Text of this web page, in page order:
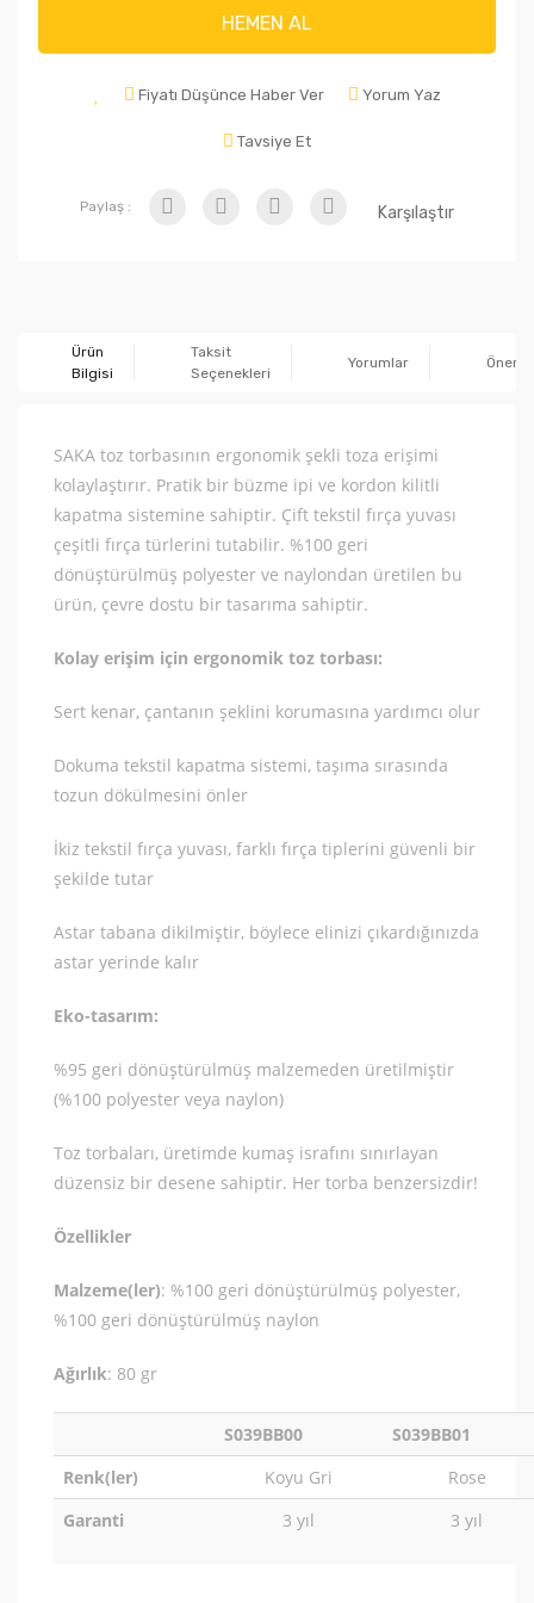
HEMEN AL
Fiyatı Düşünce Haber Ver Yorum Yaz
Tavsiye Et
Paylaş : Karşılaştır
Ürün
Bilgisi
Taksit
Seçenekleri
Yorumlar
SAKA toz torbasının ergonomik şekli toza erişimi
kolaylaştırır. Pratik bir büzme ipi ve kordon kilitli
kapatma sistemine sahiptir. Çift tekstil fırça yuvası
çeşitli fırça türlerini tutabilir. %100 geri
dönüştürülmüş polyester ve naylondan üretilen bu
ürün, çevre dostu bir tasarıma sahiptir.
Kolay erişim için ergonomik toz torbası:
Sert kenar, çantanın şeklini korumasına yardımcı olur
Dokuma tekstil kapatma sistemi, taşıma sırasında
tozun dökülmesini önler
İkiz tekstil fırça yuvası, farklı fırça tiplerini güvenli bir
şekilde tutar
Astar tabana dikilmiştir, böylece elinizi çıkardığınızda
astar yerinde kalır
Eko-tasarım:
%95 geri dönüştürülmüş malzemeden üretilmiştir
(%100 polyester veya naylon)
Toz torbaları, üretimde kumaş israfını sınırlayan
düzensiz bir desene sahiptir. Her torba benzersizdir!
Özellikler
Malzeme(ler): %100 geri dönüştürülmüş polyester,
%100 geri dönüştürülmüş naylon
Ağırlık: 80 gr
S039BB00
S039BB01
Renk(ler)
Koyu Gri
Rose
Garanti
3 yıl 3 yıl